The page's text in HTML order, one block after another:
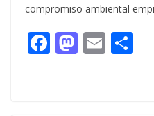
compromiso ambiental
F M E